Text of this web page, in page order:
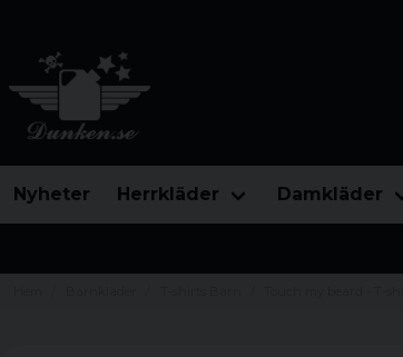
Nyheter Herrkläder Damkläder